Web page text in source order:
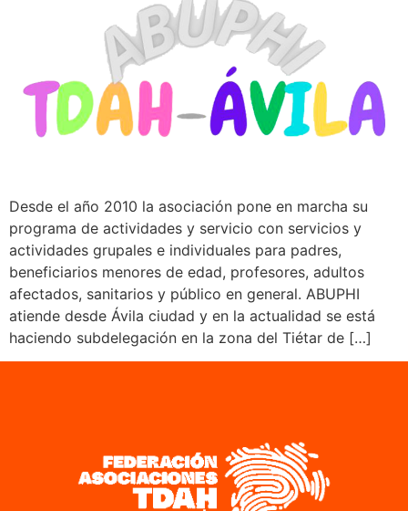
Desde el año 2010 la asociación pone en marcha su
programa de actividades y servicio con servicios y
actividades grupales e individuales para padres,
beneficiarios menores de edad, profesores, adultos
afectados, sanitarios y público en general. ABUPHI
atiende desde Ávila ciudad y en la actualidad se está
haciendo subdelegación en la zona del Tiétar de […]